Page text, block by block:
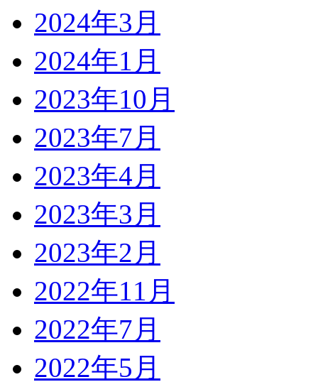
2024年3月
2024年1月
2023年10月
2023年7月
2023年4月
2023年3月
2023年2月
2022年11月
2022年7月
2022年5月